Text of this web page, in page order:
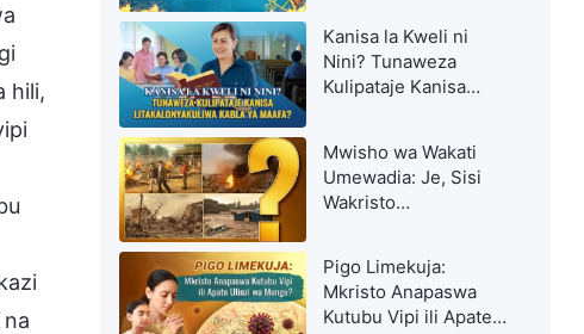
hili,
Kanisa la Kweli ni
Nini? Tunaweza
Kulipataje Kanisa
Mwisho wa Wakati
Umewadia: Je, Sisi
Wakristo
Pigo Limekuja:
Mkristo Anapaswa
Kutubu Vipi ili Apate